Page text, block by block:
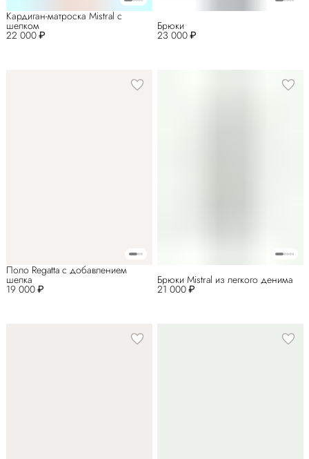
22 000 ₽
Кардиган-матроска Mistral с
шелком
23 000 ₽
Брюки
19 000 ₽
Поло Regatta с добавлением
шелка
21 000 ₽
Брюки Mistral из легкого денима